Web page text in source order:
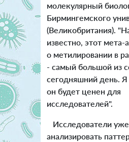
молекулярный
Бирмингемского
(Великобритания).
известно, этот мета-
о метилировании в
- самый большой из
сегодняшний день. Я
он будет ценен для
исследователей".
Исследователи
анализировать